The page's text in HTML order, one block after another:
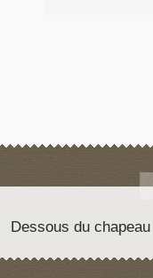
Dessous du chapeau